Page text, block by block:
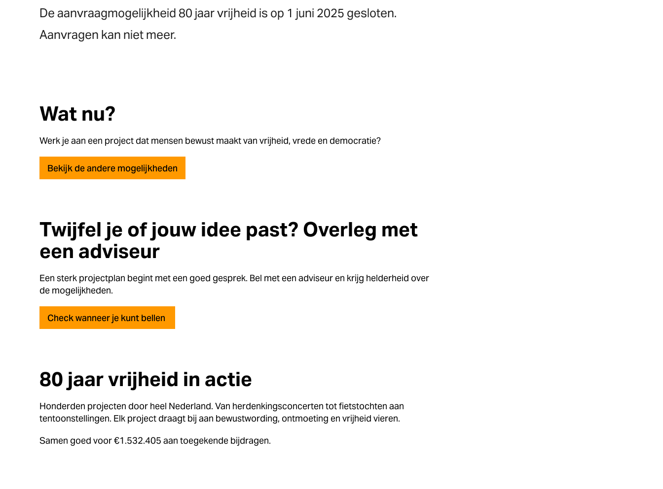
De aanvraagmogelijkheid 80 jaar vrijheid is op 1 juni 2025 gesloten.
Aanvragen kan niet meer.
Wat nu?
Werk je aan een project dat mensen bewust maakt van vrijheid, vrede en democratie?
Bekijk de andere mogelijkheden
Twijfel je of jouw idee past? Overleg met
een adviseur
Een sterk projectplan begint met een goed gesprek. Bel met een adviseur en krijg helderheid over
de mogelijkheden.
Check wanneer je kunt bellen
80 jaar vrijheid in actie
Honderden projecten door heel Nederland. Van herdenkingsconcerten tot fietstochten aan
tentoonstellingen. Elk project draagt bij aan bewustwording, ontmoeting en vrijheid vieren.
Samen goed voor €1.532.405 aan toegekende bijdragen.